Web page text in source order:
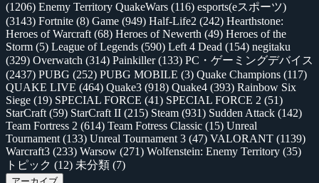
(1206) Enemy Territory QuakeWars (116) esports(eスポーツ)
(3143) Fortnite (8) Game (949) Half-Life2 (242) Hearthstone:
Heroes of Warcraft (68) Heroes of Newerth (49) Heroes of the
Storm (5) League of Legends (590) Left 4 Dead (154) negitaku
(329) Overwatch (314) Painkiller(133) PC・ゲーミングデバイス
(2437) PUBG (252) PUBG MOBILE (3) Quake Champions (117)
QUAKE LIVE (464) Quake3 (918) Quake4 (393) Rainbow Six
Siege (19) SPECIAL FORCE (41) SPECIAL FORCE 2 (51)
StarCraft (59) StarCraft II (215) Steam (931) Sudden Attack (142)
Team Fortress 2 (614) Team Fotress Classic (15) Unreal
Tournament (133) Unreal Tournament 3 (47) VALORANT (1139)
Warcraft3 (233) Warsow (271) Wolfenstein: Enemy Territory (35)
トピック (12) 未分類 (7)